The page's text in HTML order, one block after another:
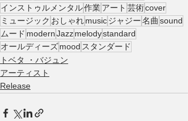
インストゥルメンタル作業アート 芸術cover
ミュージック おしゃれmusicジャジー名曲 sound
ムード modernJazzmelodystandard
オールディーズmood スタンダード
トベタ ・バジュン
アーティスト
Release